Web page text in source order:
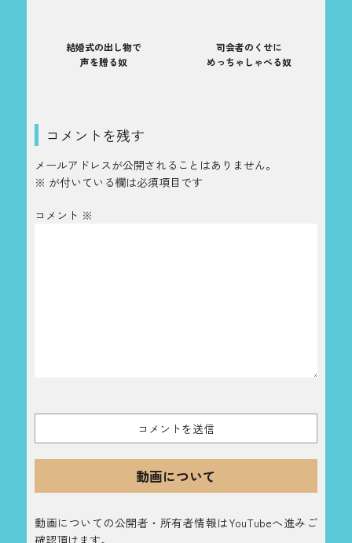
結婚式の出し物で
声を贈る奴
司会者のくせに
めっちゃしゃべる奴
コメントを残す
メールアドレスが公開されることはありません。
※ が付いている欄は必須項目です
コメント ※
動画について
動画についての公開者・所有者情報はYouTubeへ進みご